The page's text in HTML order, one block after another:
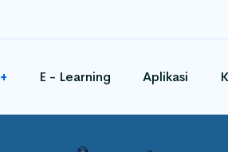
+ E - Learning Aplikasi